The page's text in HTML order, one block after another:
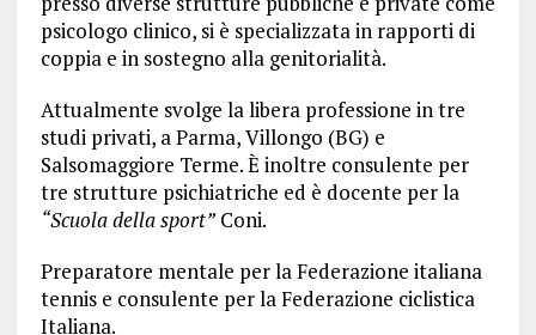
psicologo clinico, si è specializzata in rapporti di
coppia e in sostegno alla genitorialità.
Attualmente svolge la libera professione in tre
studi privati, a Parma, Villongo (BG) e
Salsomaggiore Terme. È inoltre consulente per
tre strutture psichiatriche ed è docente per la
“Scuola della sport”Coni.
Preparatore mentale per la Federazione italiana
tennis e consulente per la Federazione ciclistica
Italiana.